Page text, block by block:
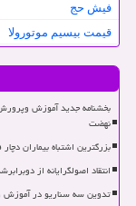
فیش حج
قیمت بیسیم موتورولا
بخشنامه جدید آموزش
نهضت
بزرگترین اشتباه بیماران دچار
انتقاد اصولگرایانه از
تدوین سه سناریو در آموزش